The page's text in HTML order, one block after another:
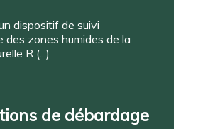
dispositif de suivi
des zones humides de la
R (...)
de débardage